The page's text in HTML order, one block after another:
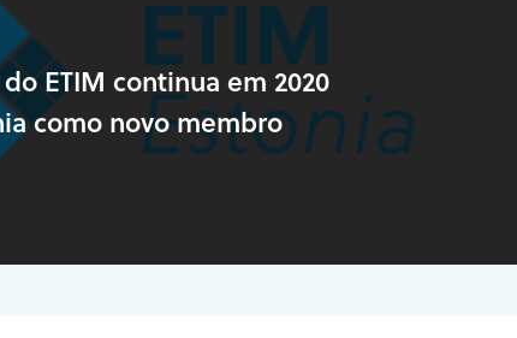
ETIM continua em 2020
como novo membro